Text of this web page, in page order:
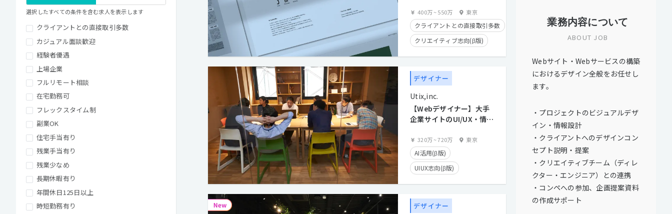
選択したすべての条件を含む求人を表示します
クライアントとの直接取引多数
カジュアル面談歓迎
経験者優遇
上場企業
フルリモート相談
在宅勤務可
フレックスタイム制
副業OK
住宅手当有り
残業手当有り
残業少なめ
長期休暇有り
年間休日125日以上
時短勤務有り
400万~550万 東京
クライアントとの直接取引多数
クリエイティブ志向(β版)
UIUX志向(β版)
学歴不問
服装自由
年間休日125日以上
フレックスタイム制
在宅勤務可
経験者優遇
デザイナー
Utix,inc.
【Webデザイナー】大手
企業サイトのUI/UX・情報
集｜AI活用歓迎
320万~720万 東京
AI活用(β版)
UIUX志向(β版)
学歴不問
服装自由
在宅勤務可
デザイナー
業務内容について
ABOUT JOB
Webサイト・Webサービスの構築
におけるデザイン全般をお任せし
ます。
・プロジェクトのビジュアルデザ
イン・情報設計
・クライアントへのデザインコン
セプト説明・提案
・クリエイティブチーム（ディレ
クター・エンジニア）との連携
・コンペへの参加、企画提案資料
の作成サポート